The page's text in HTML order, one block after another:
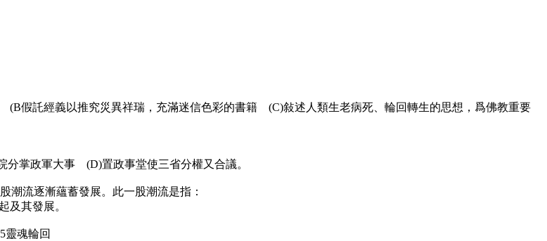
假託經義以推究災異祥瑞，充滿迷信色彩的書籍 (C)敍述人類生老病死、輪回轉生的思想，爲佛教重要
掌政軍大事 (D)置政事堂使三省分權又合議。
潮流逐漸蘊蓄發展。此一股潮流是指：
其發展。
靈魂輪回